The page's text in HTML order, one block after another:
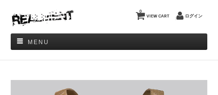
VIEW CART
0
ログイン
MENU